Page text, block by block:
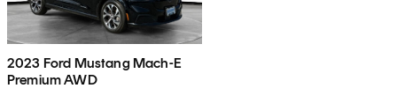
2023 Ford Mustang Mach-E
Premium AWD